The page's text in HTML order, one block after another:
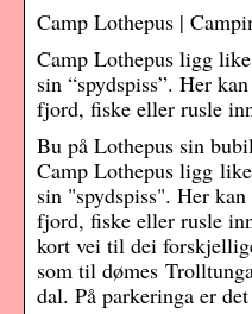
Camp Lothepus |
Camp Lothepus ligg
sin “spydspiss”. Her
fjord, fiske eller rusle
Bu på Lothepus sin
Camp Lothepus ligg
sin "spydspiss". Her
fjord, fiske eller rusle
kort vei til dei
som til dømes
dal. På parkeringa er